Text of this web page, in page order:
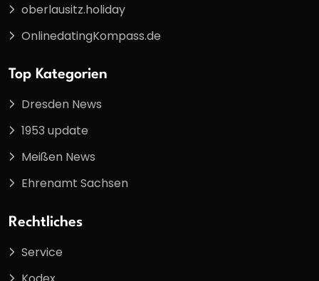
oberlausitz.holiday
OnlinedatingKompass.de
Top Kategorien
Dresden News
1953 update
Meißen News
Ehrenamt Sachsen
Rechtliches
Service